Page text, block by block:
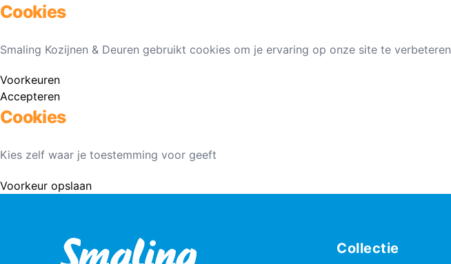
Cookies
Smaling Kozijnen & Deuren gebruikt cookies om je ervaring op onze site te verbeteren
Voorkeuren
Accepteren
Cookies
Kies zelf waar je toestemming voor geeft
Voorkeur opslaan
Collectie